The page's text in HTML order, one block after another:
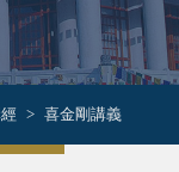
喜金剛講義